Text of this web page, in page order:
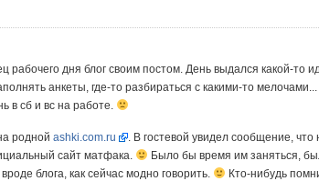
рабочего дня блог своим постом. День выдался какой-то
анкеты, где-то разбираться с какими-то
в сб и вс на работе.
родной ashki.com.ru
. В гостевой увидел сообщение,
сайт матфака.
Было бы время им заняться,
блога, как сейчас модно говорить.
Кто-нибудь